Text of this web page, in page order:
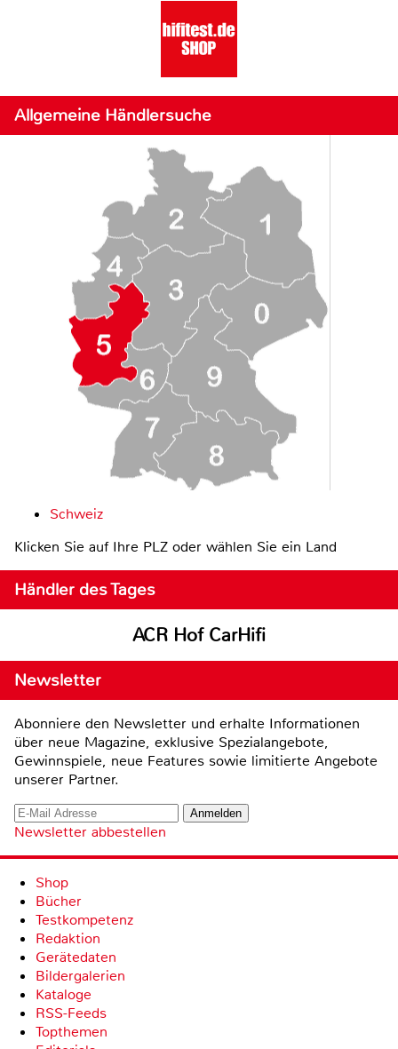
Allgemeine Händlersuche
Schweiz
Klicken Sie auf Ihre PLZ oder wählen Sie ein Land
Händler des Tages
ACR Hof CarHifi
Newsletter
Abonniere den Newsletter und erhalte Informationen
über neue Magazine, exklusive Spezialangebote,
Gewinnspiele, neue Features sowie limitierte Angebote
unserer Partner.
Newsletter abbestellen
Shop
Bücher
Testkompetenz
Redaktion
Gerätedaten
Bildergalerien
Kataloge
RSS-Feeds
Topthemen